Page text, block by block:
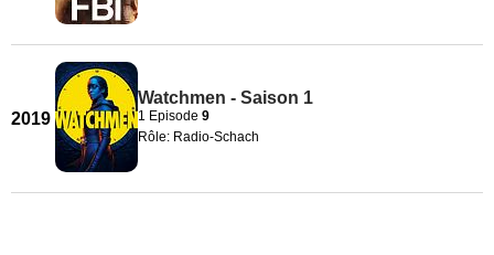
2019
Watchmen - Saison 1
1 Episode 9
Rôle: Radio-Schach